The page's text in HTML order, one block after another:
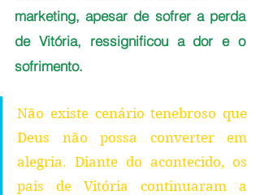
marketing, apesar de sofrer a perda
de Vitória, ressignificou a dor e o
sofrimento.
Não existe cenário tenebroso que
Deus não possa converter em
alegria. Diante do acontecido, os
pais de Vitória continuaram a